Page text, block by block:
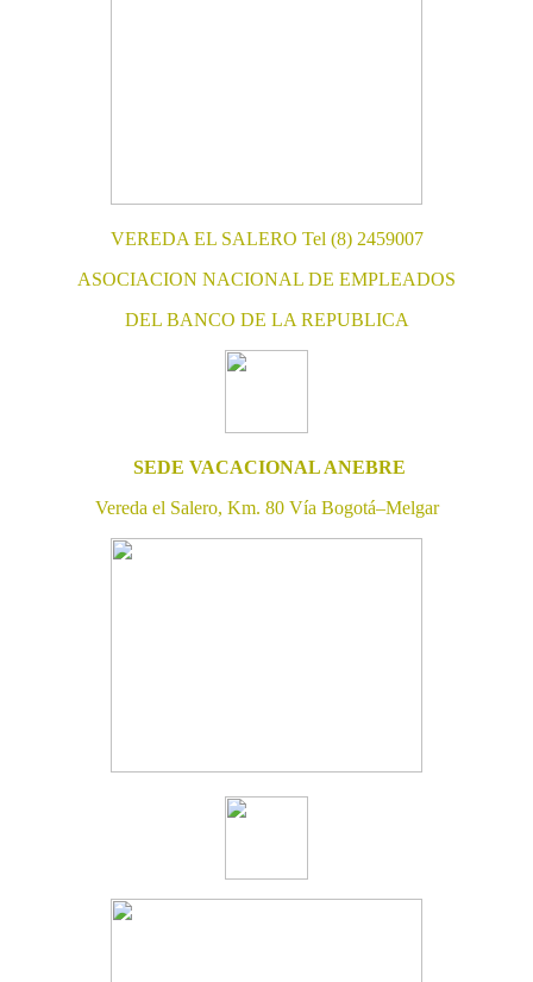
VEREDA EL SALERO Tel (8) 2459007
ASOCIACION NACIONAL DE EMPLEADOS
DEL BANCO DE LA REPUBLICA
SEDE VACACIONAL ANEBRE
Vereda el Salero, Km. 80 Vía Bogotá–Melgar